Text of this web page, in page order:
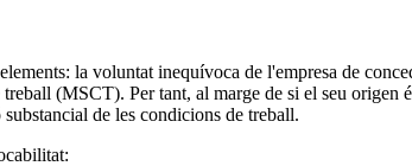
la voluntat inequívoca de l'empresa de
(MSCT). Per tant, al marge de si el seu origen
de les condicions de treball.